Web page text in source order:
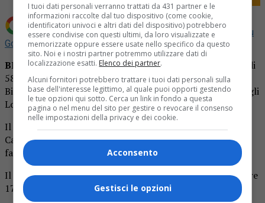
Aggiungi La Provincia di Biella come Fonte preferita su
Google
BIELLA– Cordoglio in città per la morte di una mamma di
58 anni.Francesca Solasi è spenta oggi all’ospedale di
Biella. Ne danno il triste annuncio la mamma Milena e i figli
Lorenzo e Mattia.
Il funerale avrà luogo a Biella giovedì alle ore 10 in
Cattedrale. La salma sarà poi tumulata nella tomba di
famiglia nel cimitero di Cossato.
Il santo rosario sarà recitato domani, mercoledì 17, alle ore
17.30 sempre in Cattedrale.
I tuoi dati personali verranno trattati da 431 partner e le
informazioni raccolte dal tuo dispositivo (come cookie,
identificatori univoci e altri dati del dispositivo) potrebbero
essere condivise con questi ultimi, da loro visualizzate e
memorizzate oppure essere usate nello specifico da questo
sito. Noi e i nostri partner potremmo utilizzare dati di
localizzazione esatti. Elenco dei partner.
Alcuni fornitori potrebbero trattare i tuoi dati personali sulla
base dell'interesse legittimo, al quale puoi opporti gestendo
le tue opzioni qui sotto. Cerca un link in fondo a questa
pagina o nel menu del sito per gestire o revocare il consenso
nelle impostazioni della privacy e dei cookie.
Acconsento
Gestisci le opzioni